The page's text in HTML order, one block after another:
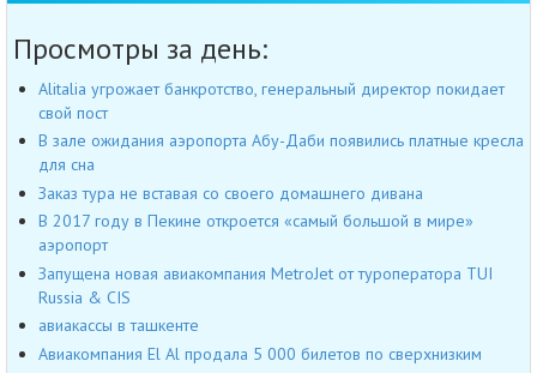
Просмотры за день:
Alitalia угрожает банкротство, генеральный директор покидает
свой пост
В зале ожидания аэропорта Абу-Даби появились платные кресла
для сна
Заказ тура не вставая со своего домашнего дивана
В 2017 году в Пекине откроется «самый большой в мире»
аэропорт
Запущена новая авиакомпания MetroJet от туроператора TUI
Russia & CIS
авиакассы в ташкенте
Авиакомпания El Al продала 5 000 билетов по сверхнизким